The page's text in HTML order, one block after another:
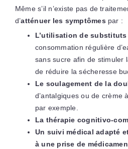
Même s’il n’existe pas de
d’atténuer les symptômes par :
L’utilisation de
consommation régulière
sans sucre afin de stimuler
de réduire la sécheresse
Le soulagement de la
d’antalgiques ou de crème
par exemple.
La thérapie cognitivo-
Un suivi médical adapté
à une prise de